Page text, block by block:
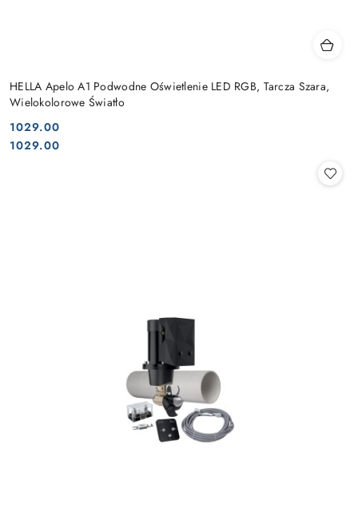
HELLA Apelo A1 Podwodne Oświetlenie LED RGB, Tarcza Szara,
Wielokolorowe Światło
Cena:
1029.00
Cena:
1029.00